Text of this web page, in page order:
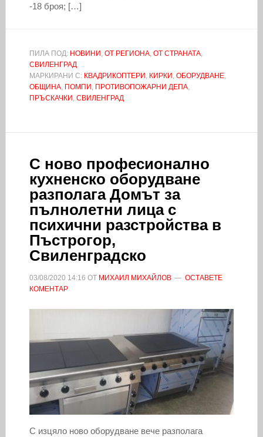
-18 броя; […]
ПИЛА ПОД: НОВИНИ , ОТ РЕГИОНА, ОТ СТРАНАТА,
СВИЛЕНГРАД
МАРКИРАНИ С: КВАДРИКОПТЕРИ , КИРКИ , ОБОРУДВАНЕ,
ОБЩИНА, ПОМПИ , ПРОТИВОПОЖАРНИ ДЕПА,
ПРЪСКАЧКИ , СВИЛЕНГРАД
С ново професионално
кухненско оборудване
разполага Домът за
пълнолетни лица с
психични разстройства в
Пъстрогор,
Свиленградско
03/08/2020 14:16 ОТ МИХАИЛ МИХАЙЛОВ
ОСТАВЕТЕ
КОМЕНТАР
С изцяло ново оборудване вече разполага